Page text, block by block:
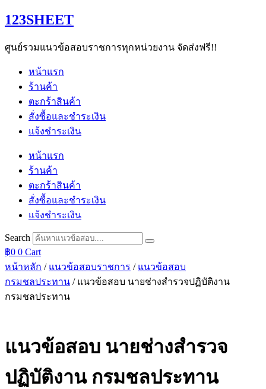
Skip
to
123SHEET
ศูนย์รวมแนวข้อสอบราชการทุกหน่วยงาน จัดส่งฟรี!!
หน้าแรก
ร้านค้า
ตะกร้าสินค้า
สั่งซื้อและชำระเงิน
แจ้งชำระเงิน
หน้าแรก
ร้านค้า
ตะกร้าสินค้า
สั่งซื้อและชำระเงิน
แจ้งชำระเงิน
Search
฿0 0 Cart
หน้าหลัก / แนวข้อสอบราชการ / แนวข้อสอบ
กรมชลประทาน / แนวข้อสอบ นายช่างสำรวจปฏิบัติงาน
กรมชลประทาน
แนวข้อสอบ นายช่างสำรวจ
ปฏิบัติงาน กรมชลประทาน